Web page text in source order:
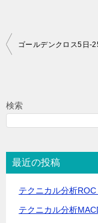
投
ビ
シ
ョ
検索
最近の投稿
テクニカル分析ROC
テクニカル分析